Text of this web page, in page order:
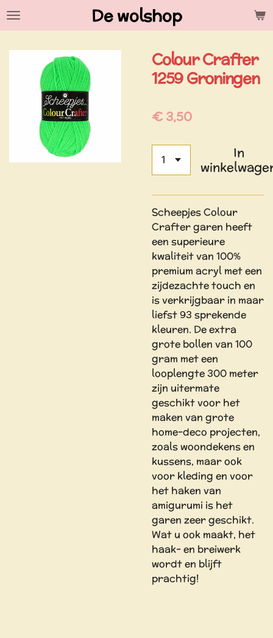
Ga
hoofdinhoud
De wolshop
Colour Crafter
1259 Groningen
€ 3,50
In
Scheepjes Colour
Crafter garen heeft
een superieure
kwaliteit van 100%
premium acryl met een
zijdezachte touch en
is verkrijgbaar in maar
liefst 93 sprekende
kleuren. De extra
grote bollen van 100
gram met een
looplengte 300 meter
zijn uitermate
geschikt voor het
maken van grote
home-deco projecten,
zoals woondekens en
kussens, maar ook
voor kleding en voor
het haken van
amigurumi is het
garen zeer geschikt.
Wat u ook maakt, het
haak- en breiwerk
wordt en blijft
prachtig!